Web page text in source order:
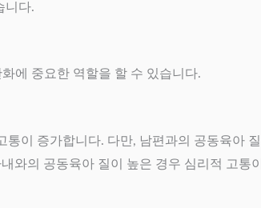
니다.
에 중요한 역할을 할 수 있습니다.
이 증가합니다. 다만, 남편과의 공동육아
와의 공동육아 질이 높은 경우 심리적 고통